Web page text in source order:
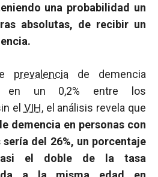
una probabilidad un
absolutas, de recibir un
prevalencia de demencia
en un 0,2% entre los
el VIH, el análisis revela que
demencia en personas con
sería del 26%, un porcentaje
el doble de la tasa